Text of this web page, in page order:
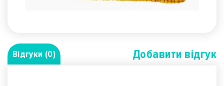
Відгуки (0) Добавити вiдгук